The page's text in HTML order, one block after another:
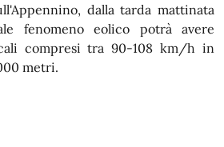
dalla tarda mattinata
fenomeno eolico potrà avere
compresi tra 90-108 km/h in
metri.